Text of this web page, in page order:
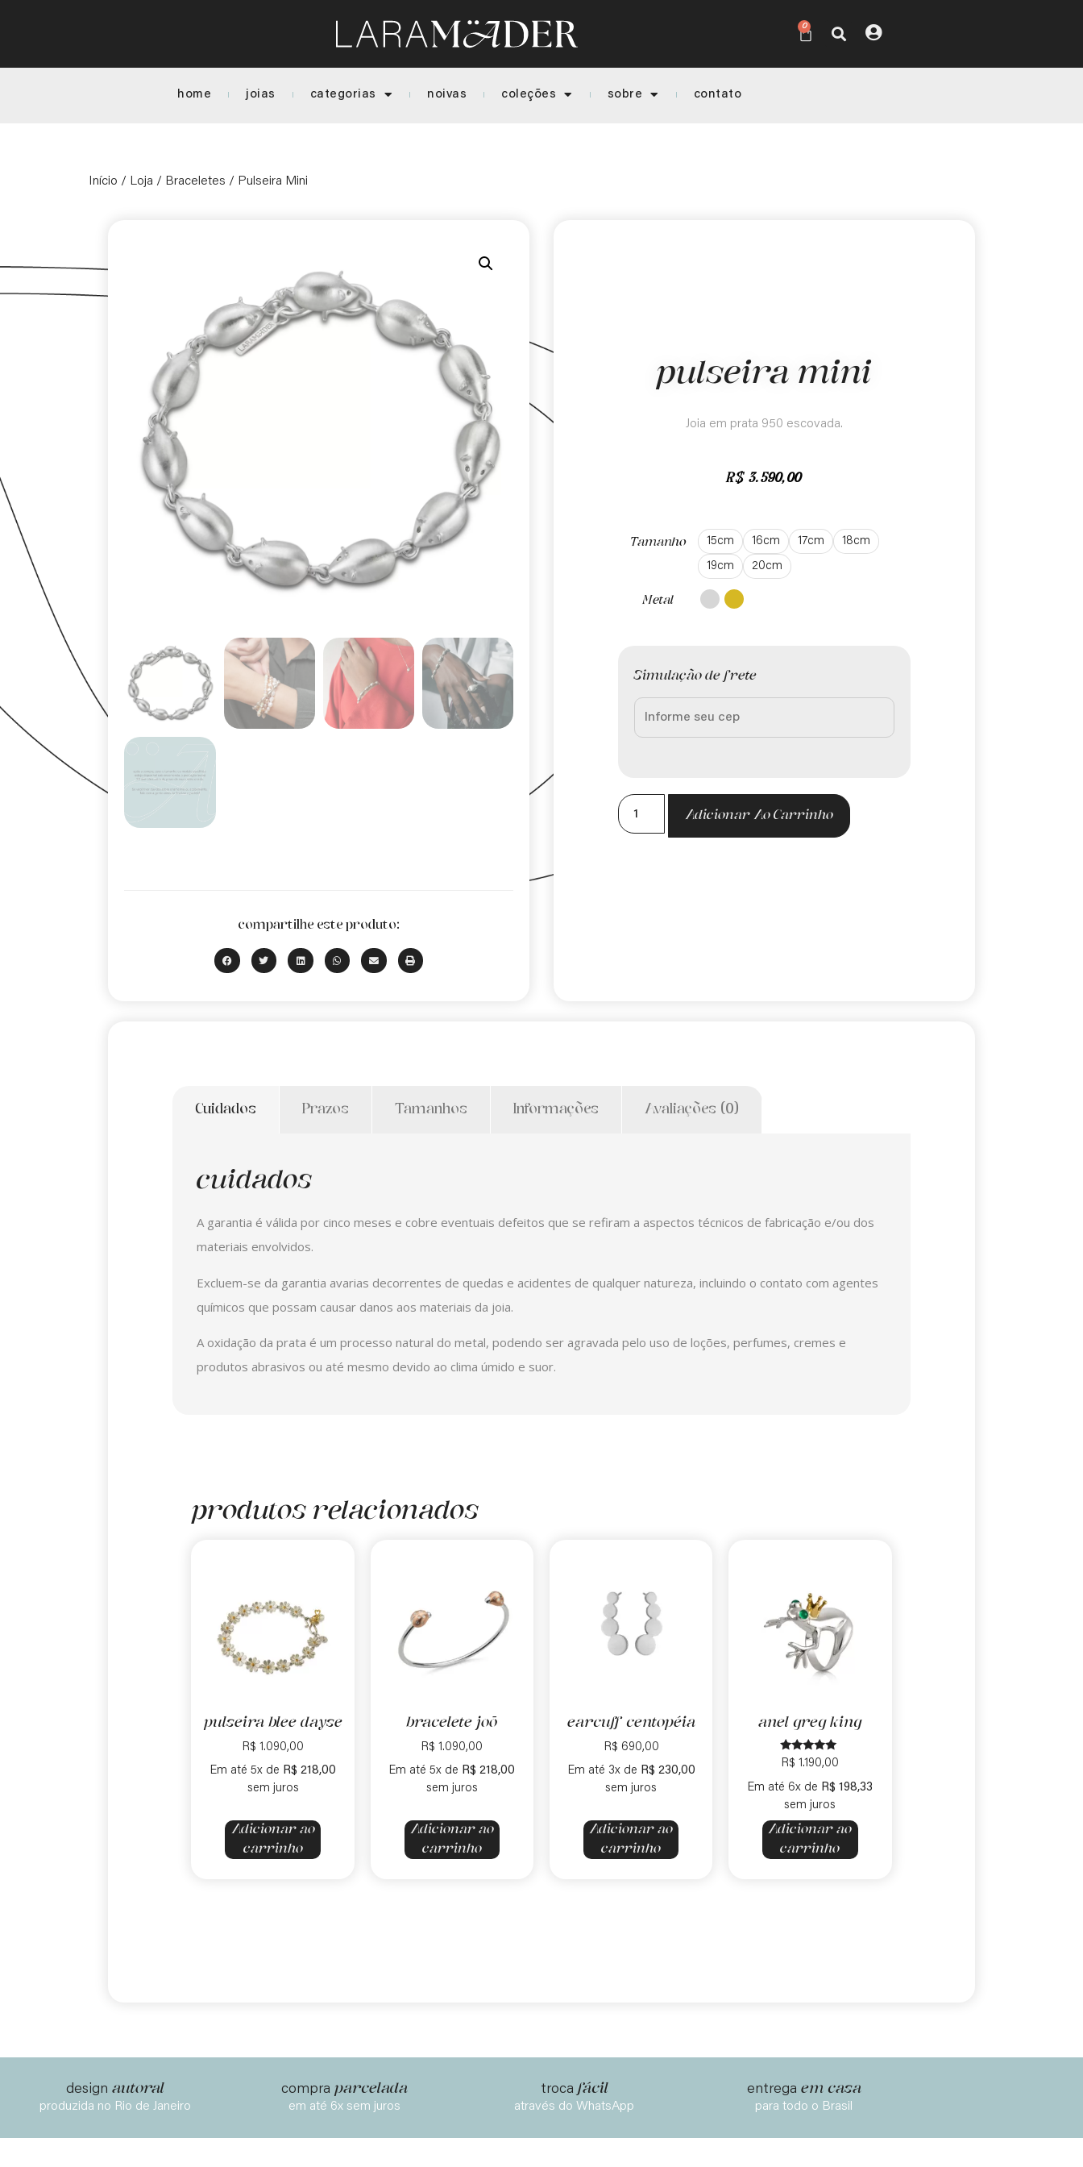
0
home joias categorias noivas coleções sobre contato
Início / Loja / Braceletes / Pulseira Mini
compartilhe este produto:
pulseira mini
Joia em prata 950 escovada.
R$ 3.590,00
Tamanho 15cm 16cm 17cm 18cm
19cm 20cm
Metal
Simulação de frete
Adicionar Ao Carrinho
Cuidados Prazos Tamanhos Informações Avaliações (0)
cuidados
A garantia é válida por cinco meses e cobre eventuais defeitos que se refiram a aspectos técnicos de fabricação e/ou dos
materiais envolvidos.
Excluem-se da garantia avarias decorrentes de quedas e acidentes de qualquer natureza, incluindo o contato com agentes
químicos que possam causar danos aos materiais da joia.
A oxidação da prata é um processo natural do metal, podendo ser agravada pelo uso de loções, perfumes, cremes e
produtos abrasivos ou até mesmo devido ao clima úmido e suor.
produtos relacionados
pulseira blee dayse
R$ 1.090,00
Em até 5x de R$ 218,00
sem juros
Adicionar ao
carrinho
bracelete joō
R$ 1.090,00
Em até 5x de R$ 218,00
sem juros
Adicionar ao
carrinho
earcuff centopéia
R$ 690,00
Em até 3x de R$ 230,00
sem juros
Adicionar ao
carrinho
anel greg king
Avaliação
de 5
R$ 1.190,00
Em até 6x de R$ 198,33
sem juros
Adicionar ao
carrinho
design autoral
produzida no Rio de Janeiro
compra parcelada
em até 6x sem juros
troca fácil
através do WhatsApp
entrega em casa
para todo o Brasil